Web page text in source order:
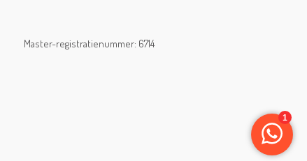
Master-registratienummer: 6714